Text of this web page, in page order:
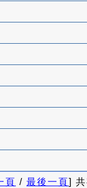
頁 / 最後一頁] 共